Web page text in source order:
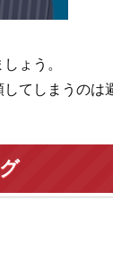
ょう。
てしまうのは